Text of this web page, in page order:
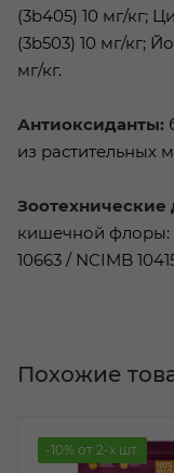
(3b405) 10 мг/кг;
(3b503) 10 мг/кг;
мг/кг.
Антиоксиданты:
из растительных
Зоотехнические
кишечной флоры:
10663 / NCIMB
-10% от 2-х шт.
Похожие